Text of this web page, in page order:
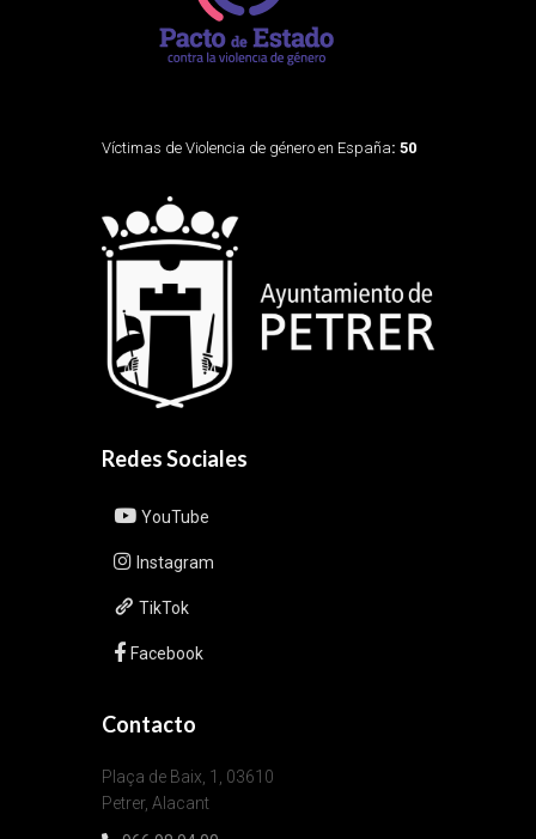
Víctimas de Violencia de género en España: 50
Redes Sociales
YouTube
Instagram
TikTok
Facebook
Contacto
Plaça de Baix, 1, 03610
Petrer, Alacant